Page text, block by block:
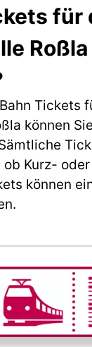
für
Tickets
können
Kurz-
können